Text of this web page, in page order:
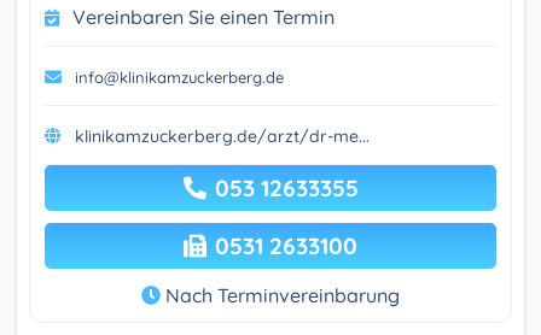
Vereinbaren Sie einen Termin
info@klinikamzuckerberg.de
klinikamzuckerberg.de/arzt/dr-me...
053 12633355
0531 2633100
Nach Terminvereinbarung